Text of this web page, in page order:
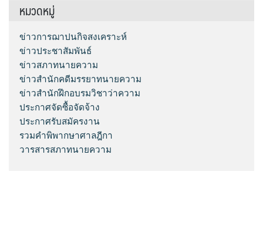
หมวดหมู่
ข่าวการฌาปนกิจสงเคราะห์
ข่าวประชาสัมพันธ์
ข่าวสภาทนายความ
ข่าวสำนักคดีมรรยาทนายความ
ข่าวสำนักฝึกอบรมวิชาว่าความ
ประกาศจัดซื้อจัดจ้าง
ประกาศรับสมัครงาน
รวมคำพิพากษาศาลฎีกา
วารสารสภาทนายความ